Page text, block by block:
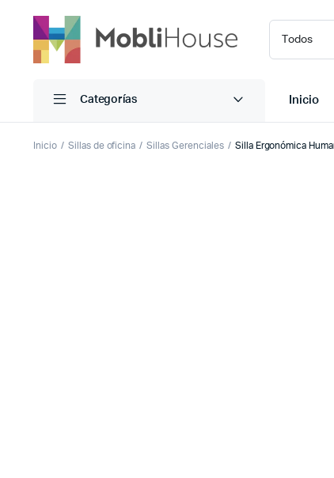
Categorías Inicio
Inicio Sillas de oficina Sillas Gerenciales Silla Ergonómica